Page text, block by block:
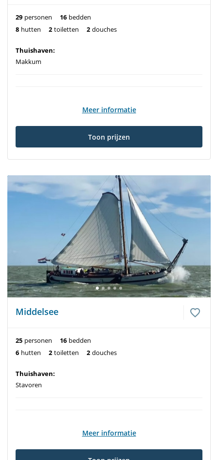
29 personen 16 bedden
8 hutten 2 toiletten 2 douches
Thuishaven:
Makkum
Meer informatie
Toon prijzen
Middelsee
25 personen 16 bedden
6 hutten 2 toiletten 2 douches
Thuishaven:
Stavoren
Meer informatie